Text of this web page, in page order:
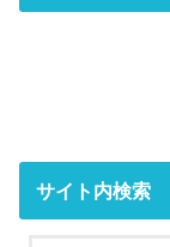
サイト内検索